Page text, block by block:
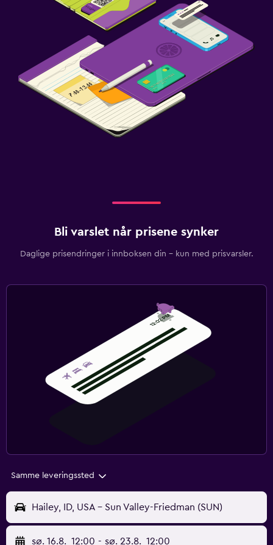
Bli varslet når prisene synker
Daglige prisendringer i innboksen din – kun med prisvarsler.
Samme leveringssted
Hailey, ID, USA - Sun Valley-Friedman (SUN)
sø. 16.8. 12:00 - sø. 23.8. 12:00